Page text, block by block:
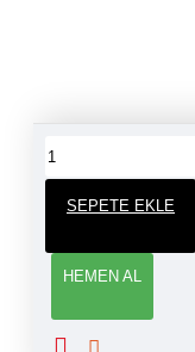
SEPETE EKLE
HEMEN AL
ÜRÜN